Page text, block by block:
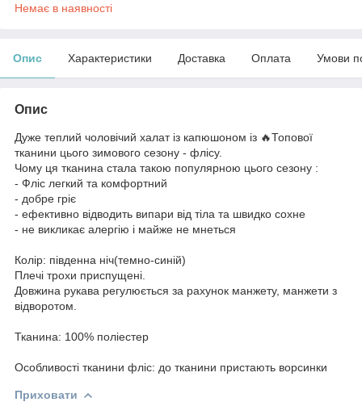
Немає в наявності
Опис Характеристики Доставка Оплата Умови
Опис
Дуже теплий чоловічий халат із капюшоном із 🔥Топової
тканини цього зимового сезону - флісу.
Чому ця тканина стала такою популярною цього сезону :
- Фліс легкий та комфортний
- добре гріє
- ефективно відводить випари від тіла та швидко сохне
- не викликає алергію і майже не мнеться
Колір: південна ніч(темно-синій)
Плечі трохи приспущені.
Довжина рукава регулюється за рахунок манжету, манжети з
відворотом.
Тканина: 100% поліестер
Особливості тканини фліс: до тканини пристають ворсинки
Приховати